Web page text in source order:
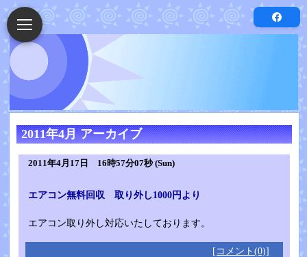
2011年4月 アーカイブ
2011年4月17日 16時57分07秒 (Sun)
エアコン無料回収 取り外し1000円より
エアコン取り外し対応いたしております。
[コメント(0)]